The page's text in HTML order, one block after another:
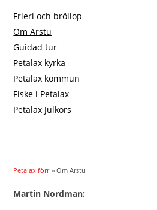
Frieri och bröllop
Om Arstu
Guidad tur
Petalax kyrka
Petalax kommun
Fiske i Petalax
Petalax Julkors
Petalax förr » Om Arstu
Martin Nordman: